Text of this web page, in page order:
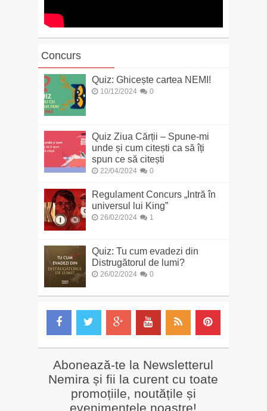
Concurs
Quiz: Ghicește cartea NEMI!
10/12/2024 0
Quiz Ziua Cărții – Spune-mi
unde și cum citești ca să îți
spun ce să citești
22/04/2024 0
Regulament Concurs „Intră în
universul lui King”
26/02/2024 1
Quiz: Tu cum evadezi din
Distrugătorul de lumi?
26/02/2024 0
Abonează-te la Newsletterul
Nemira și fii la curent cu toate
promoțiile, noutățile și
evenimentele noastre!